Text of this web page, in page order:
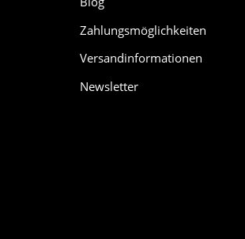
Zahlungsmöglichkeiten
Versandinformationen
Newsletter